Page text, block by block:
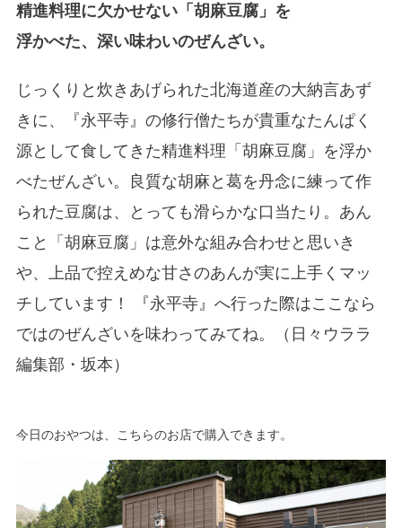
精進料理に欠かせない「胡麻豆腐」を
浮かべた、深い味わいのぜんざい。
じっくりと炊きあげられた北海道産の大納言あず
きに、『永平寺』の修行僧たちが貴重なたんぱく
源として食してきた精進料理「胡麻豆腐」を浮か
べたぜんざい。良質な胡麻と葛を丹念に練って作
られた豆腐は、とっても滑らかな口当たり。あん
こと「胡麻豆腐」は意外な組み合わせと思いき
や、上品で控えめな甘さのあんが実に上手くマッ
チしています！ 『永平寺』へ行った際はここなら
ではのぜんざいを味わってみてね。（日々ウララ
編集部・坂本）
今日のおやつは、こちらのお店で購入できます。